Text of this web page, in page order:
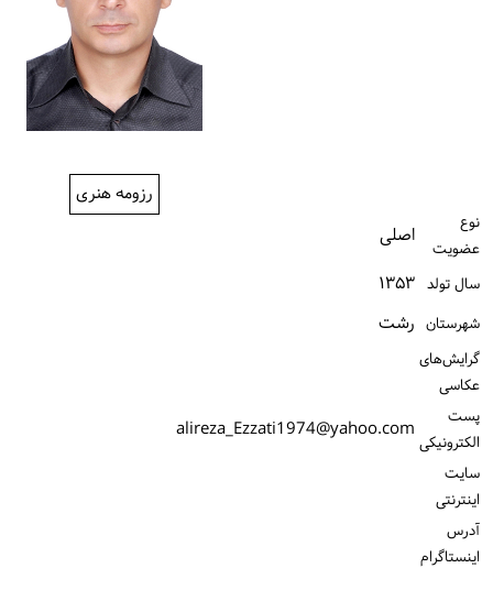
رزومه هنری
نوع
عضویت
اصلی
سال تولد ۱۳۵۳
شهرستان رشت
گرایش‌های
عکاسی
پست
الكترونیكی alireza_Ezzati1974@yahoo.com
سایت
اینترنتی
آدرس
اینستاگرام